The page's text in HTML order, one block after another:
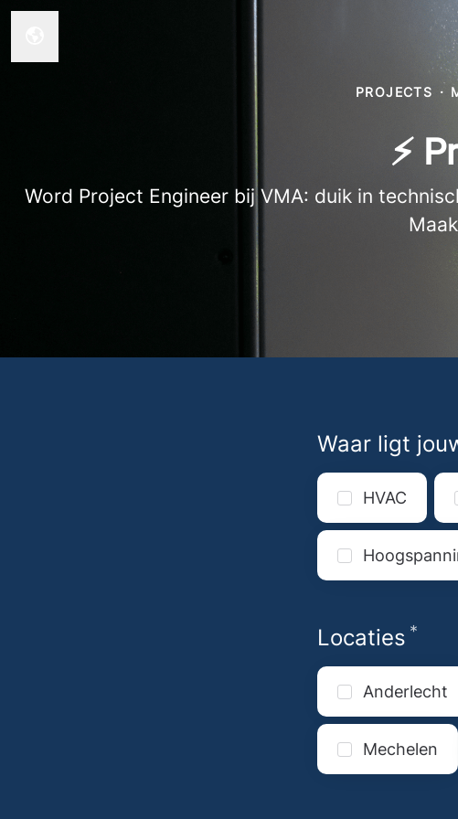
PROJECTS ·
⚡
Word Project Engineer bij VMA: duik in
Waar ligt
HVAC
Locaties *
Anderlecht
Mechelen